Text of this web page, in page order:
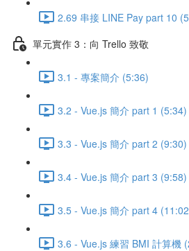
2.69 串接 LINE Pay part 10
單元實作 3：向 Trello 致敬
3.1 - 專案簡介 (5:36)
3.2 - Vue.js 簡介 part 1 (5:34)
3.3 - Vue.js 簡介 part 2 (9:30)
3.4 - Vue.js 簡介 part 3 (9:58)
3.5 - Vue.js 簡介 part 4
3.6 - Vue.js 練習 BMI 計算機